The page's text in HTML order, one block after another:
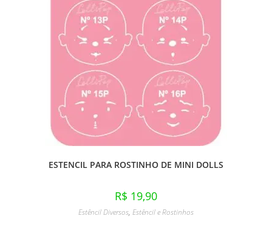
ESTENCIL PARA ROSTINHO DE MINI DOLLS
R$ 19,90
Estêncil Diversos, Estêncil e Rostinhos